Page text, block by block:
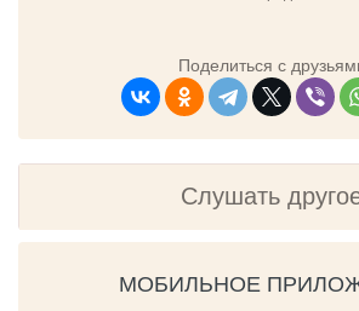
Поделиться с
Слушать
МОБИЛЬНОЕ